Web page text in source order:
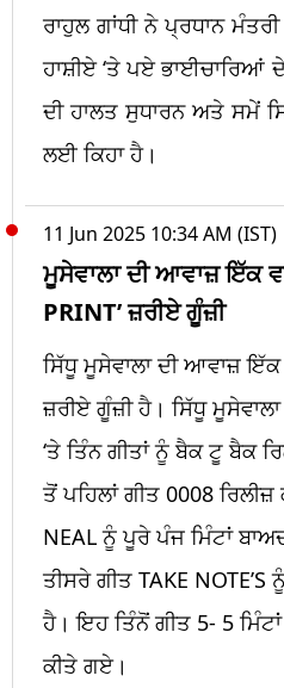
ਰਾਹੁਲ ਗਾਂਧੀ ਨੇ ਪ੍ਰਧਾਨ
ਹਾਸ਼ੀਏ ‘ਤੇ ਪਏ
ਦੀ ਹਾਲਤ ਸੁਧਾਰਨ ਅਤੇ ਸਮੇਂ
ਲਈ ਕਿਹਾ ਹੈ।
11 Jun 2025 10:34 AM (IST)
ਮੂਸੇਵਾਲਾ ਦੀ ਆਵਾਜ਼ ਇੱਕ
PRINT’ ਜ਼ਰੀਏ ਗੂੰਜ਼ੀ
ਸਿੱਧੂ ਮੂਸੇਵਾਲਾ ਦੀ ਆਵਾਜ਼ ਇੱਕ
ਜ਼ਰੀਏ ਗੂੰਜ਼ੀ ਹੈ। ਸਿੱਧੂ
‘ਤੇ ਤਿੰਨ ਗੀਤਾਂ ਨੂੰ ਬੈਕ ਟੂ ਬੈਕ
ਤੋਂ ਪਹਿਲਾਂ ਗੀਤ 0008
NEAL ਨੂੰ ਪੂਰੇ ਪੰਜ ਮਿੰਟਾਂ
ਤੀਸਰੇ ਗੀਤ TAKE NOTE’S
ਹੈ। ਇਹ ਤਿੰਨੋਂ ਗੀਤ 5- 5
ਕੀਤੇ ਗਏ।